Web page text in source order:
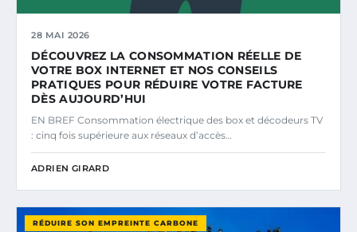
28 MAI 2026
DÉCOUVREZ LA CONSOMMATION RÉELLE DE
VOTRE BOX INTERNET ET NOS CONSEILS
PRATIQUES POUR RÉDUIRE VOTRE FACTURE
DÈS AUJOURD’HUI
EN BREF Consommation électrique des box et décodeurs TV
: cinq fois supérieure aux réseaux d’accès…
ADRIEN GIRARD
RÉDUIRE SON EMPREINTE CARBONE